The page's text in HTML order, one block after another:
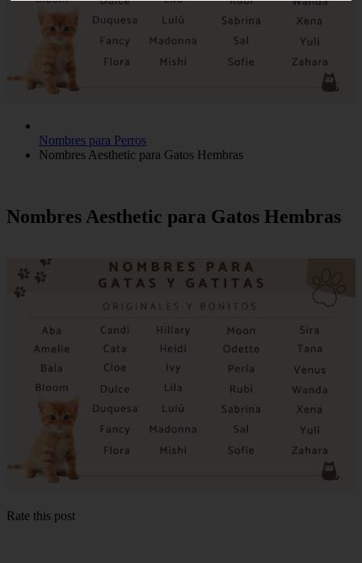
Nombres para Perros
Nombres Aesthetic para Gatos Hembras
Nombres Aesthetic para Gatos Hembras
Rate this post